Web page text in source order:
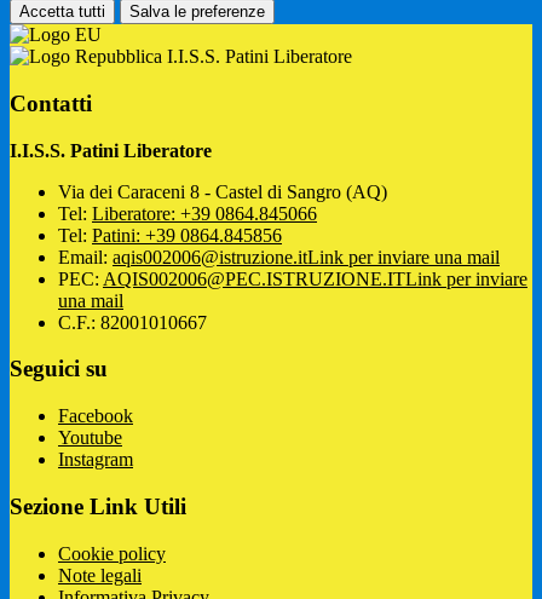
Accetta tutti Salva le preferenze
I.I.S.S. Patini Liberatore
Contatti
I.I.S.S. Patini Liberatore
Via dei Caraceni 8 - Castel di Sangro (AQ)
Tel: Liberatore: +39 0864.845066
Tel: Patini: +39 0864.845856
Email: aqis002006@istruzione.itLink per inviare una mail
PEC: AQIS002006@PEC.ISTRUZIONE.ITLink per inviare
una mail
C.F.: 82001010667
Seguici su
Facebook
Youtube
Instagram
Sezione Link Utili
Cookie policy
Note legali